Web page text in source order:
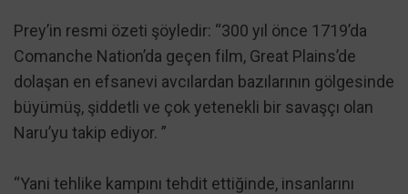
Prey’in resmi özeti şöyledir: “300 yıl önce 1719’da
Comanche Nation’da geçen film, Great Plains’de
dolaşan en efsanevi avcılardan bazılarının gölgesinde
büyümüş, şiddetli ve çok yetenekli bir savaşçı olan
Naru’yu takip ediyor. ”
“Yani tehlike kampını tehdit ettiğinde, insanlarını